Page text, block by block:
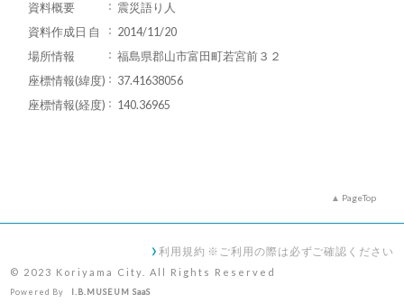
資料概要
震災語り人
資料作成日 自
2014/11/20
場所情報
福島県郡山市富田町若宮前３２
座標情報(緯度)
37.41638056
座標情報(経度)
140.36965
PageTop
利用規約 ※ご利用の際は必ずご確認ください
© 2023 Koriyama City. All Rights Reserved
Powered By I.B.MUSEUM SaaS